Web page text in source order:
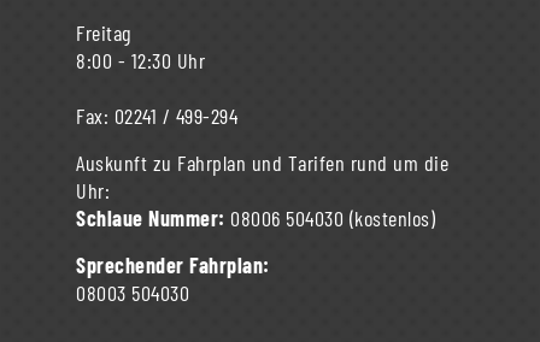
Freitag
8:00 - 12:30 Uhr
Fax: 02241 / 499-294
Auskunft zu Fahrplan und Tarifen rund um die
Uhr:
Schlaue Nummer: 08006 504030 (kostenlos)
Sprechender Fahrplan:
08003 504030